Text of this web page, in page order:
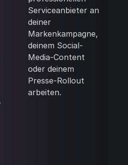
Serviceanbieter an
deiner
Markenkampagne,
deinem Social-
Media-Content
oder deinem
Presse-Rollout
arbeiten.